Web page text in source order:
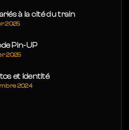
à la cité du train
2025
Pin-UP
2025
et Identité
2024